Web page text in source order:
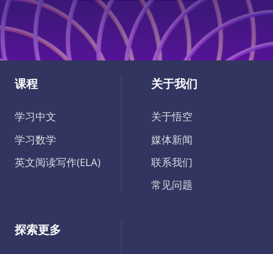
课程
学习中文
学习数学
英文阅读写作(ELA)
关于我们
关于悟空
媒体新闻
联系我们
常见问题
探索更多